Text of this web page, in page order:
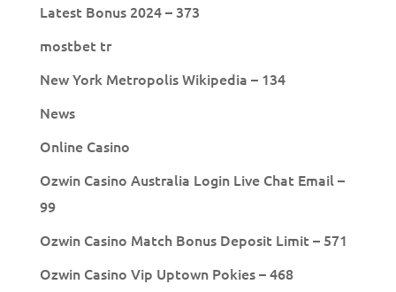
Latest Bonus 2024 – 373
mostbet tr
New York Metropolis Wikipedia – 134
News
Online Casino
Ozwin Casino Australia Login Live Chat Email –
99
Ozwin Casino Match Bonus Deposit Limit – 571
Ozwin Casino Vip Uptown Pokies – 468